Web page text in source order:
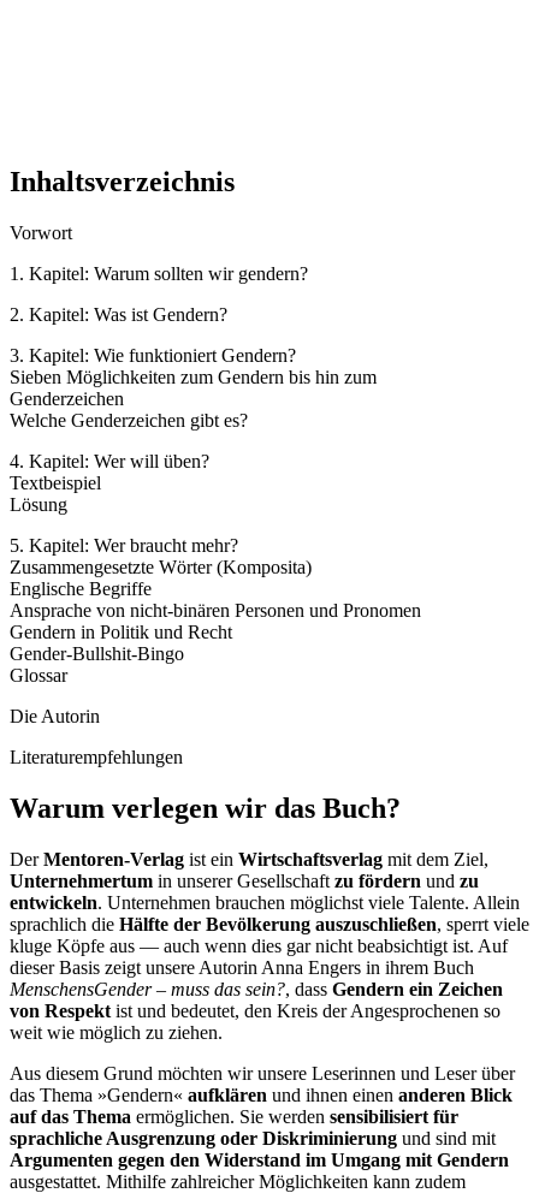
Inhaltsverzeichnis
Vorwort
1. Kapitel: Warum sollten wir gendern?
2. Kapitel: Was ist Gendern?
3. Kapitel: Wie funktioniert Gendern?
Sieben Möglichkeiten zum Gendern bis hin zum
Genderzeichen
Welche Genderzeichen gibt es?
4. Kapitel: Wer will üben?
Textbeispiel
Lösung
5. Kapitel: Wer braucht mehr?
Zusammengesetzte Wörter (Komposita)
Englische Begriffe
Ansprache von nicht-binären Personen und Pronomen
Gendern in Politik und Recht
Gender-Bullshit-Bingo
Glossar
Die Autorin
Literaturempfehlungen
Warum verlegen wir das Buch?
DerMentoren-Verlag ist ein Wirtschaftsverlag mit dem Ziel,
Unternehmertum in unserer Gesellschaft zu fördern und zu
entwickeln. Unternehmen brauchen möglichst viele Talente. Allein
sprachlich die Hälfte der Bevölkerung auszuschließen, sperrt viele
kluge Köpfe aus — auch wenn dies gar nicht beabsichtigt ist. Auf
dieser Basis zeigt unsere Autorin Anna Engers in ihrem Buch
MenschensGender – muss das sein?, dass Gendern ein Zeichen
von Respekt ist und bedeutet, den Kreis der Angesprochenen so
weit wie möglich zu ziehen.
Aus diesem Grund möchten wir unsere Leserinnen und Leser über
das Thema »Gendern« aufklären und ihnen einen anderen Blick
auf das Thema ermöglichen. Sie werden sensibilisiert für
sprachliche Ausgrenzung oder Diskriminierung und sind mit
Argumenten gegen den Widerstand im Umgang mit Gendern
ausgestattet. Mithilfe zahlreicher Möglichkeiten kann zudem